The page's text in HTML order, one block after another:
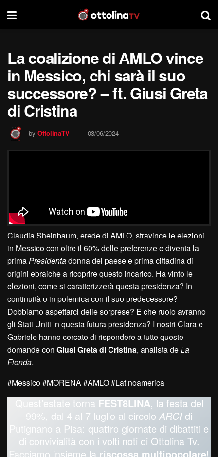
La coalizione di AMLO vince
in Messico, chi sarà il suo
successore? – ft. Giusi Greta
di Cristina
by OttolinaTV 03/06/2024
Claudia Sheinbaum, erede di AMLO, stravince le elezioni
in Messico con oltre il 60% delle preferenze e diventa la
primaPresidentadonna del paese e prima cittadina di
origini ebraiche a ricoprire questo incarico. Ha vinto le
elezioni, come si caratterizzerà questa presidenza? In
continuità o in polemica con il suo predecessore?
Dobbiamo aspettarci delle sorprese? E che ruolo avranno
gli Stati Uniti in questa futura presidenza? I nostri Clara e
Gabriele hanno cercato di rispondere a tutte queste
domande con Giusi Greta di Cristina, analista deLa
Fionda.
#Messico #MORENA #AMLO #Latinoamerica
Quest’estate torna FEST8LINA, la festa del
99%, dal 4 al 7 luglio al circolo ARCI di
Putignano a Pisa: quattro giornate di dibattiti e
di convivialità con i volti noti di Ottolina Tv.
Facciamo insieme la riscossa multipopolare!